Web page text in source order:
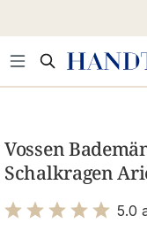
Vossen
Schalkragen
5.0